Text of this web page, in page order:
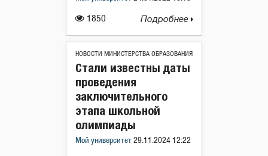
1850 Подробнее
НОВОСТИ МИНИСТЕРСТВА ОБРАЗОВАНИЯ
Стали известны даты
проведения
заключительного
этапа школьной
олимпиады
Мой университет 29.11.2024 12:22